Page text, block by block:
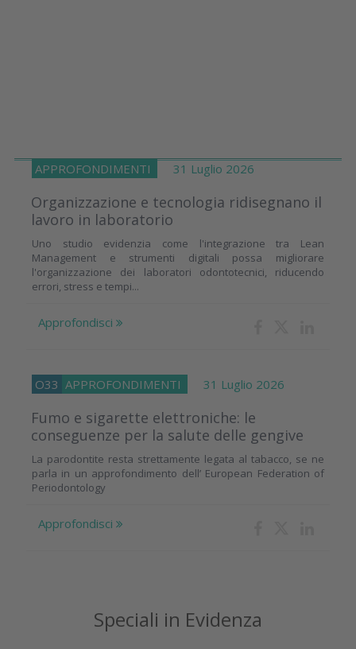
APPROFONDIMENTI 31 Luglio 2026
Organizzazione e tecnologia ridisegnano il
lavoro in laboratorio
Uno studio evidenzia come l'integrazione tra Lean
Management e strumenti digitali possa migliorare
l'organizzazione dei laboratori odontotecnici, riducendo
errori, stress e tempi...
Approfondisci
O33 APPROFONDIMENTI 31 Luglio 2026
Fumo e sigarette elettroniche: le
conseguenze per la salute delle gengive
La parodontite resta strettamente legata al tabacco, se ne
parla in un approfondimento dell’ European Federation of
Periodontology
Approfondisci
Speciali in Evidenza